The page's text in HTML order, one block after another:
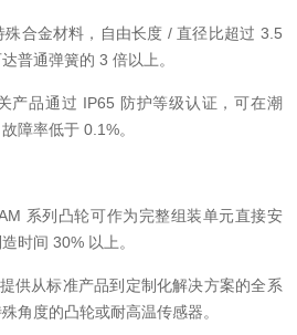
合金材料，自由长度 / 直径比超过 3.5
普通弹簧的 3 倍以上。
产品通过 IP65 防护等级认证，可在潮
障率低于 0.1%。
系列凸轮可作为完整组装单元直接安
时间 30% 以上。
供从标准产品到定制化解决方案的全系
角度的凸轮或耐高温传感器。